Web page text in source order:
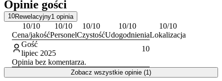
Jeziorach Mazurskich.
Obiekt zapewnia gościom bezpłatny, prywatny
parking
posesji oraz dostęp do bezprzewodowego internetu. Płatności
można dokonywać gotówką lub przelewem.
Opinie gości
10Rewelacyjny1 opinia
10/10
Cena/jakość
10/10
Personel
10/10
Czystość
10/10
Udogodnienia
10/10
Lokalizacja
Gość
lipiec 2025
10
Opinia bez komentarza.
Zobacz wszystkie opinie (1)